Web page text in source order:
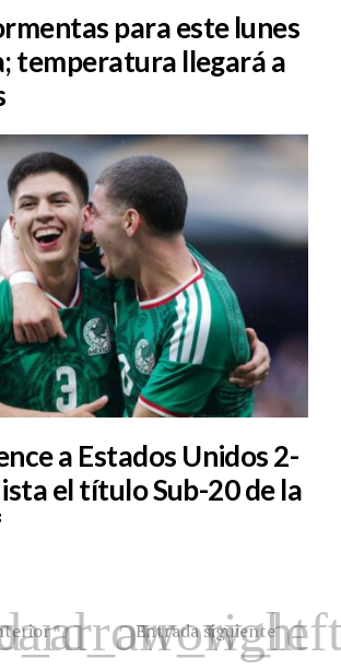
para este lunes
temperatura llegará a
a Estados Unidos 2-
el título Sub-20 de la
Entrada siguiente